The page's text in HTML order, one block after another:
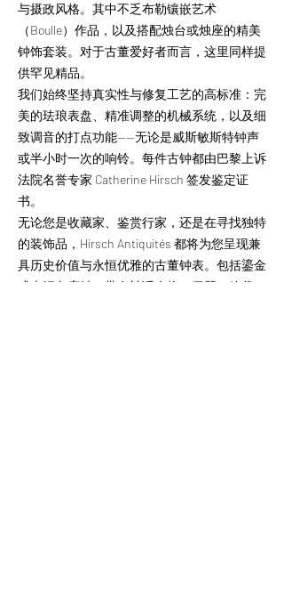
与摄政风格。其中不乏布勒镶嵌艺术
（Boulle）作品，以及搭配烛台或烛座的精美
钟饰套装。对于古董爱好者而言，这里同样提
供罕见精品。
我们始终坚持真实性与修复工艺的高标准：完
美的珐琅表盘、精准调整的机械系统，以及细
致调音的打点功能——无论是威斯敏斯特钟声
或半小时一次的响铃。每件古钟都由巴黎上诉
法院名誉专家 Catherine Hirsch 签发鉴定证
书。
无论您是收藏家、鉴赏行家，还是在寻找独特
的装饰品，Hirsch Antiquités 都将为您呈现兼
具历史价值与永恒优雅的古董钟表。包括鎏金
或古铜色座钟、带有神话人物、竖琴、箭袋、